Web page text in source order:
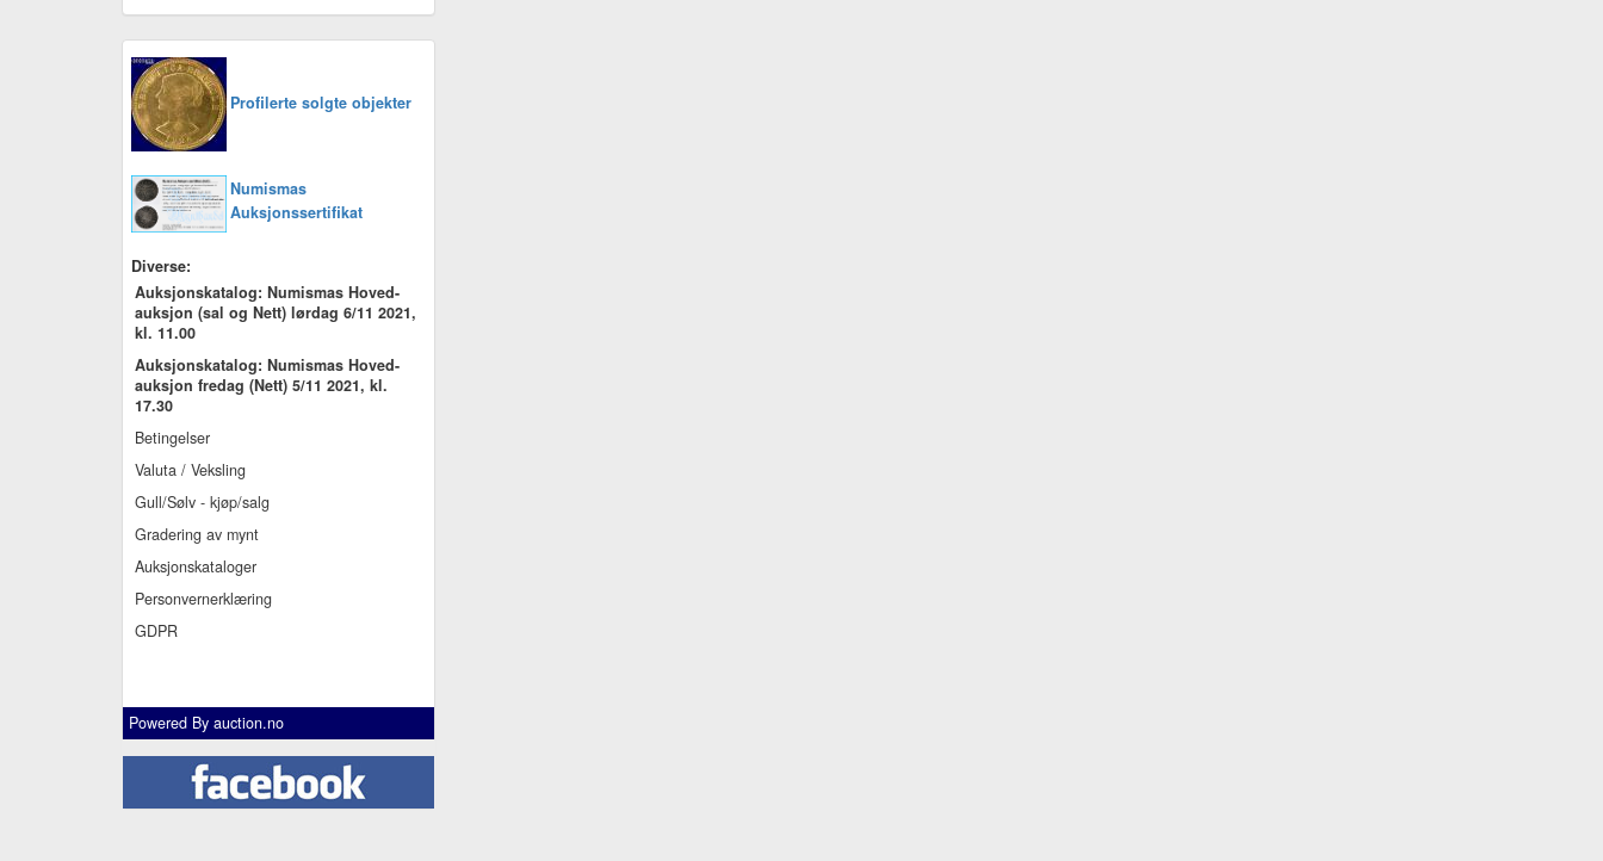
Profilerte solgte objekter
Numismas
Auksjonssertifikat
Diverse:
Auksjonskatalog: Numismas Hoved-
auksjon (sal og Nett) lørdag 6/11 2021,
kl. 11.00
Auksjonskatalog: Numismas Hoved-
auksjon fredag (Nett) 5/11 2021, kl.
17.30
Betingelser
Valuta / Veksling
Gull/Sølv - kjøp/salg
Gradering av mynt
Auksjonskataloger
Personvernerklæring
GDPR
Powered By auction.no